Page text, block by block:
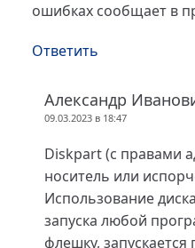
ошибках сообщает в
Ответить
Александр
09.03.2023 в 18:47
Diskpart (с правами
носитель или
Использование
запуска любой
флешку,